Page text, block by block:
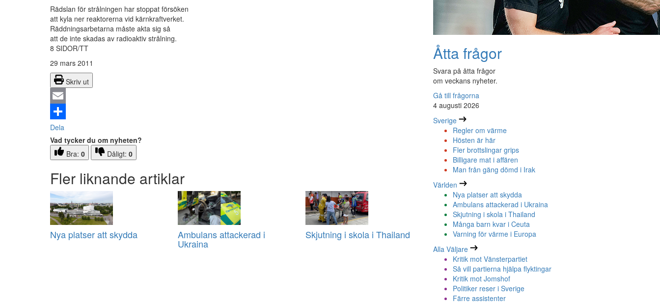
Rädslan för strålningen har stoppat försöken
att kyla ner reaktorerna vid kärnkraftverket.
Räddningsarbetarna måste akta sig så
att de inte skadas av radioaktiv strålning.
8 SIDOR/TT
29 mars 2011
Skriv ut
Email
Dela
Vad tycker du om nyheten?
Bra: 0 Dåligt: 0
Fler liknande artiklar
Nya platser att skydda Ambulans attackerad i
Ukraina
Skjutning i skola i Thailand
Åtta frågor
Svara på åtta frågor
om veckans nyheter.
Gå till frågorna
4 augusti 2026
Sverige
Regler om värme
Hösten är här
Fler brottslingar grips
Billigare mat i affären
Man från gäng dömd i Irak
Världen
Nya platser att skydda
Ambulans attackerad i Ukraina
Skjutning i skola i Thailand
Många barn kvar i Ceuta
Varning för värme i Europa
Alla Väljare
Kritik mot Vänsterpartiet
Så vill partierna hjälpa flyktingar
Kritik mot Jomshof
Politiker reser i Sverige
Färre assistenter